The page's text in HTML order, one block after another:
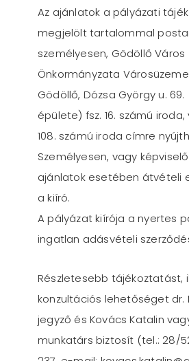
Az ajánlatok a pályázati
megjelölt tartalommal
személyesen, Gödöllő Város
Önkormányzata
Gödöllő, Dózsa György u. 69.
épülete) fsz. 16. számú iroda,
108. számú iroda címre
Személyesen, vagy
ajánlatok esetében átvételi
a kiíró.
A pályázat kiírója a nyertes
ingatlan adásvételi
Részletesebb tájékoztatást,
konzultációs lehetőséget dr.
jegyző és Kovács Katalin
munkatárs biztosít (tel.: 28/